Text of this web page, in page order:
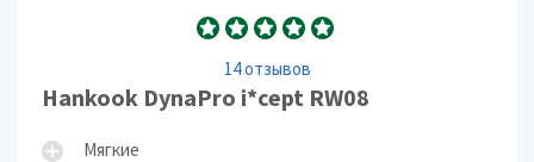
14 отзывов
Hankook DynaPro i*cept RW08
Мягкие